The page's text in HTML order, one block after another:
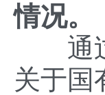
情况。
通过
关于国